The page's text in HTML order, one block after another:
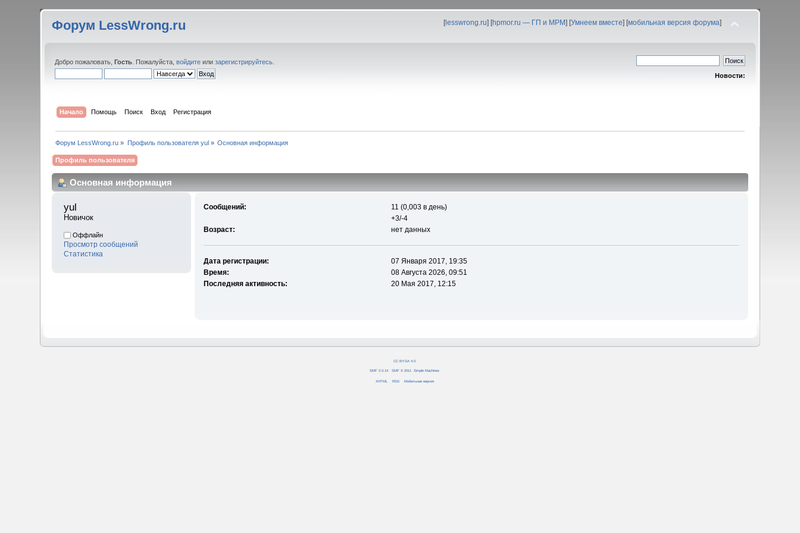
Форум LessWrong.ru [lesswrong.ru] [hpmor.ru — ГП и МРМ] [Умнеем вместе] [мобильная версия форума]
Добро пожаловать,Гость . Пожалуйста,войдите илизарегистрируйтесь
Новости:
Начало Помощь Поиск Вход Регистрация
Форум LessWrong.ru » Профиль пользователя yul» Основная информация
Профиль пользователя
Основная информация
yul
Новичок
Оффлайн
Просмотр сообщений
Статистика
Сообщений:
11 (0,003 в день)
+3/-4
Возраст:
нет данных
Дата регистрации:
07 Января 2017, 19:35
Время:
08 Августа 2026, 09:51
Последняя активность:
20 Мая 2017, 12:15
CC BY-SA 4.0
SMF 2.0.14 SMF © 2011 Simple Machines
XHTML RSS Мобильная версия